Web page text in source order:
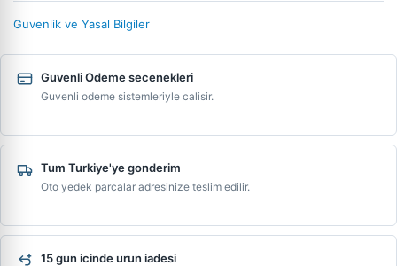
Guvenlik ve Yasal Bilgiler
Guvenli Odeme secenekleri
Guvenli odeme sistemleriyle calisir.
Tum Turkiye'ye gonderim
Oto yedek parcalar adresinize teslim edilir.
15 gun icinde urun iadesi